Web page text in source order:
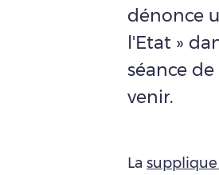
dénonce
l'Etat »
séance
venir.
La supplique